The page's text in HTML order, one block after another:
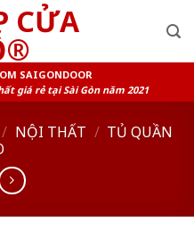
SAIGONDOOR
giá rẻ tại Sài Gòn năm 2021
/ NỘI THẤT / TỦ QUẦN